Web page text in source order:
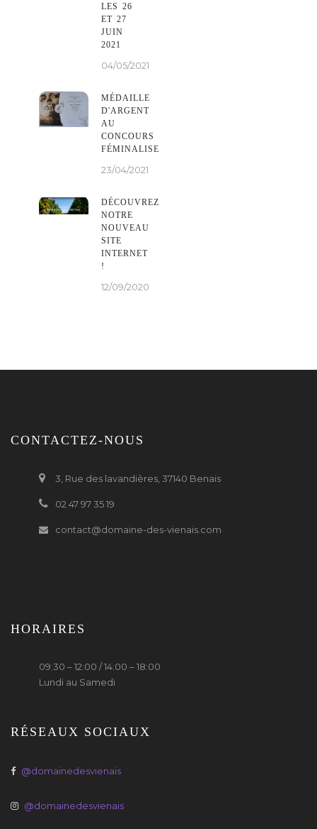
LES 26
ET 27
JUIN
2021
04/05/2021
MÉDAILLE
D'ARGENT
AU
CONCOURS
FÉMINALISE
23/04/2021
DÉCOUVREZ
NOTRE
NOUVEAU
SITE
INTERNET
!
12/09/2020
CONTACTEZ-NOUS
3, Rue des lavandières, 37140 Benais
02 47 97 35 19
contact@domaine-des-vienais.com
HORAIRES
09:30 – 12:00 / 14:00 – 18:00
Lundi au Samedi
RÉSEAUX SOCIAUX
@domainedesvienais
@domainedesvienais